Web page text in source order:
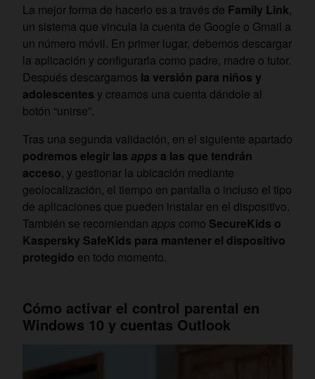
La mejor forma de hacerlo es a través de Family Link,
un sistema que vincula la cuenta de Google o Gmail a
un número móvil. En primer lugar, debemos descargar
la aplicación y configurarla como padre, madre o tutor.
Después descargamos la versión para niños y
adolescentes y creamos una cuenta dándole al
botón “unirse”.
Tras una segunda validación, en el siguiente apartado
podremos elegir las apps a las que tendrán
acceso, y gestionar la ubicación mediante
geolocalización, el tiempo en pantalla o incluso el tipo
de aplicaciones que pueden instalar en el dispositivo.
También se recomiendan apps como SecureKids o
Kaspersky SafeKids para mantener el dispositivo
protegido en todo momento.
Cómo activar el control parental en
Windows 10 y cuentas Outlook